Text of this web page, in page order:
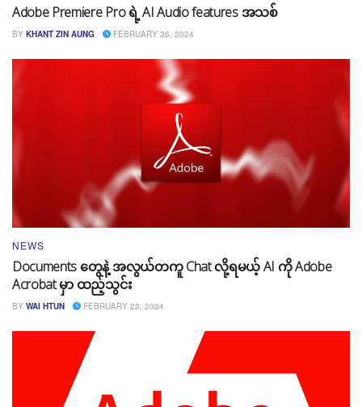
Adobe Premiere Pro ရဲ့ AI Audio features အသစ်
BY KHANT ZIN AUNG FEBRUARY 26, 2024
NEWS
Documents တွေနဲ့ အလွယ်တကူ Chat လို့ရမယ့် AI ကို Adobe
Acrobat မှာ ထည့်သွင်း
BY WAI HTUN FEBRUARY 22, 2024